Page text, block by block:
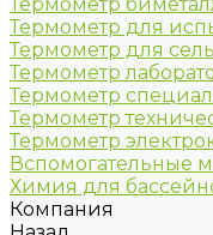
Термометр для
Термометр для
Термометр
Термометр
Термометр
Термометр
Вспомогательные
Химия для
Компания